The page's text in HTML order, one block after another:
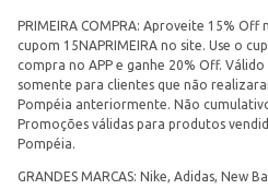
PRIMEIRA COMPRA: Aproveite 15%
cupom 15NAPRIMEIRA no site. Use o
compra no APP e ganhe 20% Off.
somente para clientes que não
Pompéia anteriormente. Não
Promoções válidas para produtos
Pompéia.
GRANDES MARCAS: Nike, Adidas, New